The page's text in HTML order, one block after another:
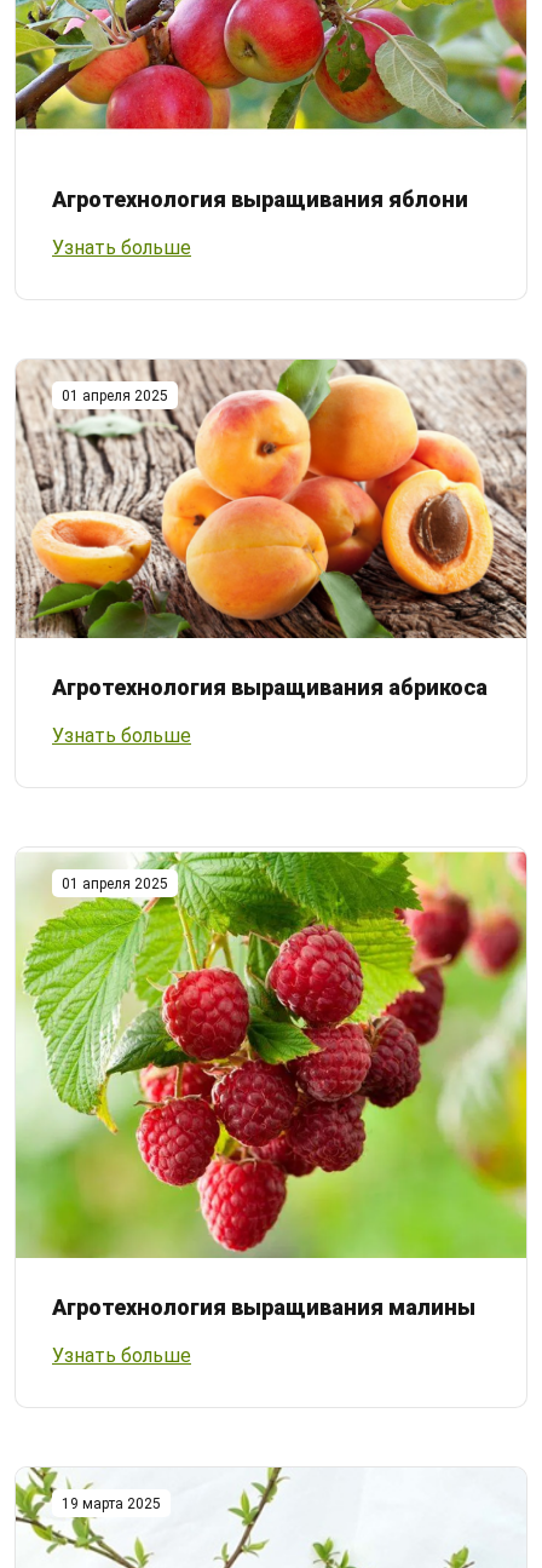
Агротехнология выращивания яблони
Узнать больше
01 апреля 2025
Агротехнология выращивания абрикоса
Узнать больше
01 апреля 2025
Агротехнология выращивания малины
Узнать больше
19 марта 2025